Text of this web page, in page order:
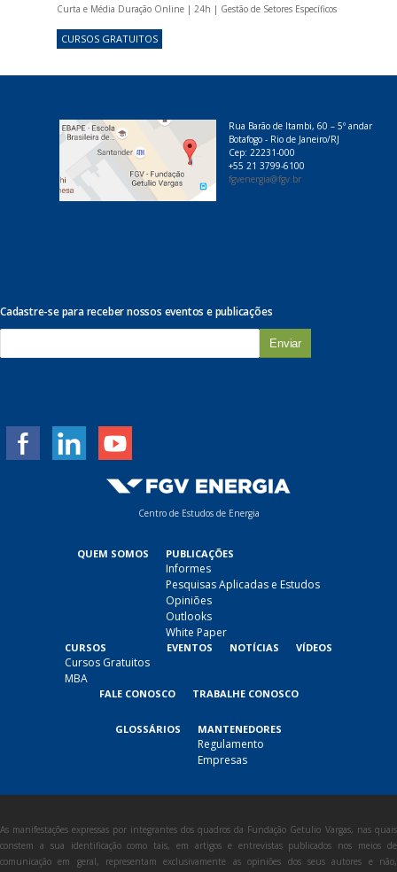
Curta e Média Duração Online | 24h | Gestão de Setores Específicos
CURSOS GRATUITOS
Rua Barão de Itambi, 60 – 5º andar
Botafogo - Rio de Janeiro/RJ
Cep: 22231-000
+55 21 3799-6100
fgvenergia@fgv.br
Cadastre-se para receber nossos eventos e publicações
m
Centro de Estudos de Energia
QUEM SOMOS PUBLICAÇÕES
Informes
Pesquisas Aplicadas e Estudos
Opiniões
Outlooks
White Paper
CURSOS
Cursos Gratuitos
MBA
EVENTOS NOTÍCIAS VÍDEOS
FALE CONOSCO TRABALHE CONOSCO
GLOSSÁRIOS MANTENEDORES
Regulamento
Empresas
As manifestações expressas por integrantes dos quadros da Fundação Getulio Vargas, nas quais
constem a sua identificação como tais, em artigos e entrevistas publicados nos meios de
comunicação em geral, representam exclusivamente as opiniões dos seus autores e não,